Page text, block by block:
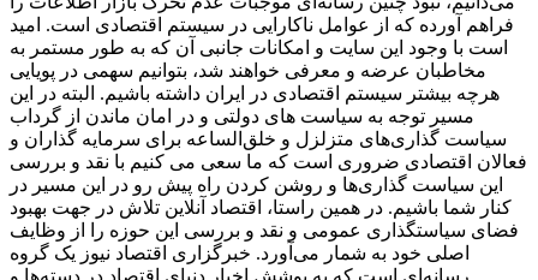
فراهم آورده که از عوامل ناکارایی در سیستم اقتصادی است. امید
است با وجود این سایت و امکانات جانبی آن که به طور مستمر به
مخاطبان عرضه و معرفی خواهند شد، بتوانیم سهمی در پویایی
هرچه بیشتر سیستم اقتصادی در ایران داشته باشیم. البته در این
مسیر توجه به سیاست های دولتی و در امان ماندن از گرداب
سیاست گذاری‌های متزلزل و خلق‌الساعه برای سرمایه گذاران و
فعالان اقتصادی ضروری است که ما سعی می کنیم با نقد و بررسی
این سیاست گذاری‌ها و روشن کردن راه پیش رو در این مسیر در
کنار شما باشیم. در همین راستا، اقتصاد آنلاین تلاش در جهت بهبود
فضای سیاستگذاری عمومی و نقد و بررسی این حوزه را از وظایف
اصلی خود به شمار می‌آورد. خبرگزاری اقتصاد نیوز یک گروه